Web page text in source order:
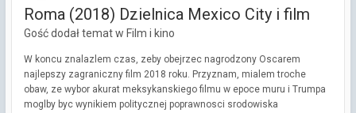
Roma (2018) Dzielnica Mexico City i film
Gość dodał temat w Film i kino
W koncu znalazlem czas, zeby obejrzec nagrodzony Oscarem
najlepszy zagraniczny film 2018 roku. Przyznam, mialem troche
obaw, ze wybor akurat meksykanskiego filmu w epoce muru i Trumpa
moglby byc wynikiem politycznej poprawnosci srodowiska